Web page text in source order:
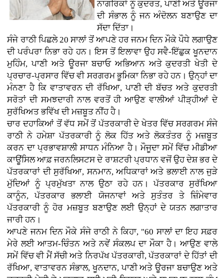
ਨਾਗਰਿਕਾਂ ਨੂੰ ਕੁਦਰਤ, ਪਾਣੀ ਅਤੇ ਊਰਜਾ
ਦੀ ਸੰਭਾਲ ਨੂੰ ਜਨ ਅੰਦੋਲਨ ਬਣਾਉਣ ਦਾ
ਸੱਦਾ ਦਿੱਤਾ।
ਸੰਜੇ ਰਾਠੀ ਪਿਛਲੇ 20 ਸਾਲਾਂ ਤੋਂ ਆਪਣੇ ਹਰ ਜਨਮ ਦਿਨ ਮੌਕੇ ਪੌਧੇ ਲਗਾਉਣ
ਦੀ ਪਰੰਪਰਾ ਨਿਭਾ ਰਹੇ ਹਨ। ਇਸ ਤੋਂ ਇਲਾਵਾ ਉਹ ਸਵੈ-ਇੱਛੁਕ ਖੂਨਦਾਨ
ਮੁਹਿੰਮ, ਪਾਣੀ ਅਤੇ ਊਰਜਾ ਬਚਾਓ ਅਭਿਆਨ ਅਤੇ ਕੁਦਰਤੀ ਖੇਤੀ ਦੇ
ਪ੍ਰਚਾਰ-ਪ੍ਰਸਾਰ ਵਿੱਚ ਵੀ ਸਰਗਰਮ ਭੂਮਿਕਾ ਨਿਭਾ ਰਹੇ ਹਨ। ਉਨ੍ਹਾਂ ਦਾ
ਮੰਨਣਾ ਹੈ ਕਿ ਵਾਤਾਵਰਨ ਦੀ ਰੱਖਿਆ, ਪਾਣੀ ਦੀ ਬੱਚਤ ਅਤੇ ਕੁਦਰਤੀ
ਸਰੋਤਾਂ ਦੀ ਸਮਝਦਾਰੀ ਨਾਲ ਵਰਤੋਂ ਹੀ ਆਉਣ ਵਾਲੀਆਂ ਪੀੜ੍ਹੀਆਂ ਦੇ
ਸੁਰੱਖਿਅਤ ਭਵਿੱਖ ਦੀ ਮਜ਼ਬੂਤ ਨੀਂਹ ਹੈ।
ਚਾਰ ਦਹਾਕਿਆਂ ਤੋਂ ਵੱਧ ਸਮੇਂ ਤੋਂ ਪੱਤਰਕਾਰੀ ਦੇ ਖੇਤਰ ਵਿੱਚ ਸਰਗਰਮ ਸੰਜੇ
ਰਾਠੀ ਨੇ ਹਮੇਸ਼ਾ ਪੱਤਰਕਾਰੀ ਨੂੰ ਲੋਕ ਹਿੱਤ ਅਤੇ ਲੋਕਤੰਤਰ ਨੂੰ ਮਜ਼ਬੂਤ
ਕਰਨ ਦਾ ਪ੍ਰਭਾਵਸ਼ਾਲੀ ਸਾਧਨ ਮੰਨਿਆ ਹੈ। ਮੌਜੂਦਾ ਸਮੇਂ ਵਿੱਚ ਮੀਡੀਆ
ਕਾਊਂਸਿਲ ਆਫ਼ ਜਰਨਲਿਸਟਸ ਦੇ ਰਾਸ਼ਟਰੀ ਪ੍ਰਧਾਨ ਵਜੋਂ ਉਹ ਦੇਸ਼ ਭਰ ਦੇ
ਪੱਤਰਕਾਰਾਂ ਦੀ ਸੁਰੱਖਿਆ, ਸਨਮਾਨ, ਅਧਿਕਾਰਾਂ ਅਤੇ ਭਲਾਈ ਨਾਲ ਜੁੜੇ
ਮੁੱਦਿਆਂ ਨੂੰ ਪ੍ਰਮੁੱਖਤਾ ਨਾਲ ਉਠਾ ਰਹੇ ਹਨ। ਪੱਤਰਕਾਰ ਸੁਰੱਖਿਆ
ਕਾਨੂੰਨ, ਪੱਤਰਕਾਰ ਭਲਾਈ ਯੋਜਨਾਵਾਂ ਅਤੇ ਸੁਤੰਤਰ ਤੇ ਜ਼ਿੰਮੇਵਾਰ
ਪੱਤਰਕਾਰੀ ਨੂੰ ਹੋਰ ਮਜ਼ਬੂਤ ਬਣਾਉਣ ਲਈ ਉਨ੍ਹਾਂ ਦੇ ਯਤਨ ਲਗਾਤਾਰ
ਜਾਰੀ ਹਨ।
ਆਪਣੇ ਜਨਮ ਦਿਨ ਮੌਕੇ ਸੰਜੇ ਰਾਠੀ ਨੇ ਕਿਹਾ, "60 ਸਾਲਾਂ ਦਾ ਇਹ ਸਫ਼ਰ
ਮੇਰੇ ਲਈ ਆਤਮ-ਚਿੰਤਨ ਅਤੇ ਨਵੇਂ ਸੰਕਲਪ ਦਾ ਮੌਕਾ ਹੈ। ਆਉਣ ਵਾਲੇ
ਸਮੇਂ ਵਿੱਚ ਵੀ ਮੈਂ ਸੱਚੀ ਅਤੇ ਨਿਰਪੱਖ ਪੱਤਰਕਾਰੀ, ਪੱਤਰਕਾਰਾਂ ਦੇ ਹਿੱਤਾਂ ਦੀ
ਰੱਖਿਆ, ਵਾਤਾਵਰਨ ਸੰਭਾਲ, ਖੂਨਦਾਨ, ਪਾਣੀ ਅਤੇ ਊਰਜਾ ਬਚਾਉਣ ਅਤੇ